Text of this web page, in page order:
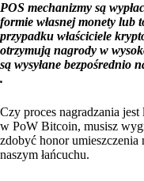
POS mechanizmy są
formie własnej monety lub
przypadku właściciele
otrzymują nagrody w
są wysyłane bezpośrednio
.
Czy proces nagradzania
w PoW Bitcoin, musisz
zdobyć honor
naszym łańcuchu.